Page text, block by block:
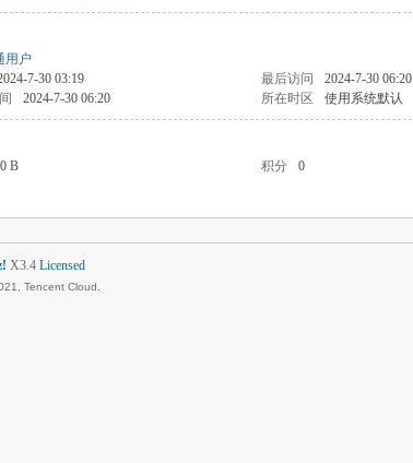
用户
7-30 03:19 最后访问
2024-7-30 06:20
2024-7-30 06:20 所在时区 使用系统默认
0 B 积分
0
X3.4 Licensed
Tencent Cloud.